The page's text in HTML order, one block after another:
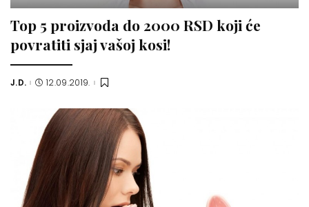
Top 5 proizvoda do 2000 RSD koji će
povratiti sjaj vašoj kosi!
Posted
J.D. 12.09.2019.